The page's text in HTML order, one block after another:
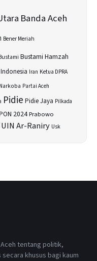
Banda Aceh
Bener Meriah
Bustami Hamzah
Indonesia Iran Ketua DPRA
Narkoba Partai Aceh
Pidie Pidie Jaya Pilkada
2024Prabowo
UIN Ar-Raniry Usk
Aceh tentang politik,
khusus bagi kaum